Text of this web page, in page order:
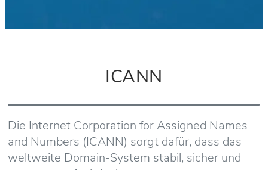
ICANN
Die Internet Corporation for Assigned Names
and Numbers (ICANN) sorgt dafür, dass das
weltweite Domain-System stabil, sicher und